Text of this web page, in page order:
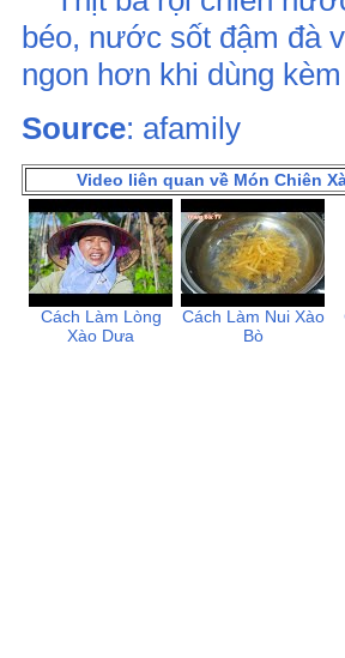
béo, nước sốt đậm đà
ngon hơn khi dùng
Source: afamily
Video liên quan về Món Chiên
Cách Làm Lòng
Xào Dưa
Cách Làm Nui Xào
Bò